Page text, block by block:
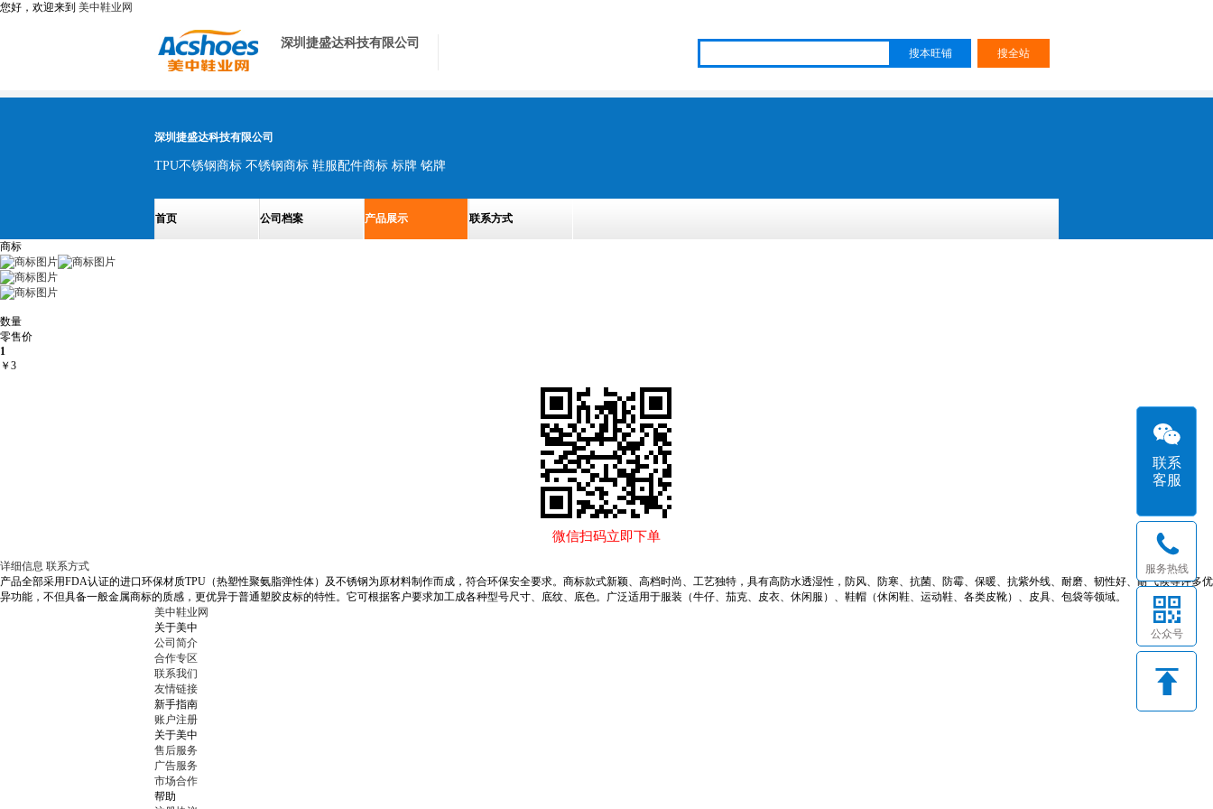
您好，欢迎来到 美中鞋业网
深圳捷盛达科技有限公司
深圳捷盛达科技有限公司
TPU不锈钢商标 不锈钢商标 鞋服配件商标 标牌 铭牌
首页 公司档案 产品展示 联系方式
商标
数量
零售价
1
￥ 3
微信扫码立即下单
详细信息 联系方式
产品全部采用FDA认证的进口环保材质TPU（热塑性聚氨脂弹性体）及不锈钢为原材料制作而成，符合环保安全要求。商标款式新颖、高档时尚、工艺独特，具有高防水透湿性，防风、防寒、抗菌、防霉、保暖、抗紫外线、耐磨、韧性好、耐气候等许多优
异功能，不但具备一般金属商标的质感，更优异于普通塑胶皮标的特性。它可根据客户要求加工成各种型号尺寸、底纹、底色。广泛适用于服装（牛仔、茄克、皮衣、休闲服）、鞋帽（休闲鞋、运动鞋、各类皮靴）、皮具、包袋等领域。
美中鞋业网
关于美中
公司简介
合作专区
联系我们
友情链接
新手指南
账户注册
关于美中
售后服务
广告服务
市场合作
帮助
联系
客服
服务热线
公众号